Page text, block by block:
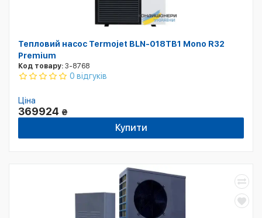
Тепловий насос Termojet BLN-018TB1 Mono R32
Premium
Код товару: 3-8768
0 відгуків
Ціна
369924 ₴
Купити